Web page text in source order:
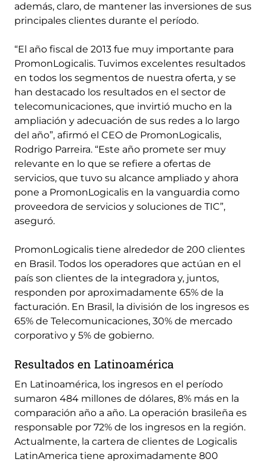
además, claro, de mantener las inversiones de sus
principales clientes durante el período.
“El año fiscal de 2013 fue muy importante para
PromonLogicalis. Tuvimos excelentes resultados
en todos los segmentos de nuestra oferta, y se
han destacado los resultados en el sector de
telecomunicaciones, que invirtió mucho en la
ampliación y adecuación de sus redes a lo largo
del año”, afirmó el CEO de PromonLogicalis,
Rodrigo Parreira. “Este año promete ser muy
relevante en lo que se refiere a ofertas de
servicios, que tuvo su alcance ampliado y ahora
pone a PromonLogicalis en la vanguardia como
proveedora de servicios y soluciones de TIC”,
aseguró.
PromonLogicalis tiene alrededor de 200 clientes
en Brasil. Todos los operadores que actúan en el
país son clientes de la integradora y, juntos,
responden por aproximadamente 65% de la
facturación. En Brasil, la división de los ingresos es
65% de Telecomunicaciones, 30% de mercado
corporativo y 5% de gobierno.
Resultados en Latinoamérica
En Latinoamérica, los ingresos en el período
sumaron 484 millones de dólares, 8% más en la
comparación año a año. La operación brasileña es
responsable por 72% de los ingresos en la región.
Actualmente, la cartera de clientes de Logicalis
LatinAmerica tiene aproximadamente 800